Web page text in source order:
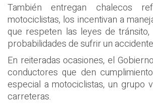
También entregan chalecos
motociclistas, los incentivan a
que respeten las leyes de
probabilidades de sufrir un
En reiteradas ocasiones, el
conductores que den
especial a motociclistas, un grupo
carreteras.